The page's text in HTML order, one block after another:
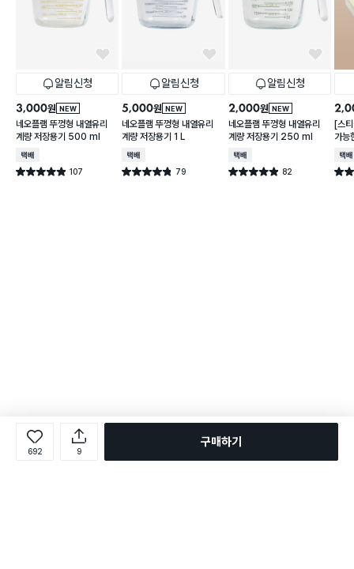
알림신청
NEW
3,000원
네오플램 뚜껑형 내열유리
계량 저장용기 500 ml
택배배송
별점 4.9점 107
건 작성
알림신청
NEW
5,000원
네오플램 뚜껑형 내열유리
계량 저장용기 1 L
택배배송
별점 4.8점 79
건 작성
알림신청
NEW
2,000원
네오플램 뚜껑형 내열유리
계량 저장용기 250 ml
택배배송
별점 4.9점 82
건 작성
[스
가능
리
택배
별점
692 9
구매하기